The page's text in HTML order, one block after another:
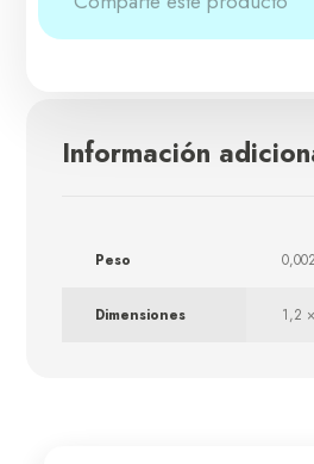
Información
Peso
Dimensiones 1,2